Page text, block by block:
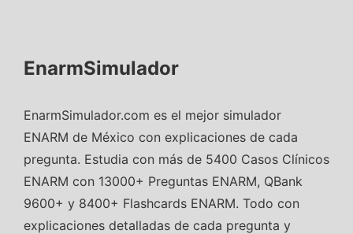
EnarmSimulador
EnarmSimulador.com es el mejor simulador
ENARM de México con explicaciones de cada
pregunta. Estudia con más de 5400 Casos Clínicos
ENARM con 13000+ Preguntas ENARM, QBank
9600+ y 8400+ Flashcards ENARM. Todo con
explicaciones detalladas de cada pregunta y